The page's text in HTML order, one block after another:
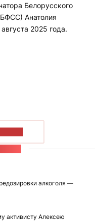
Белорусского
Анатолия
2025 года.
алкоголя —
активисту Алексею